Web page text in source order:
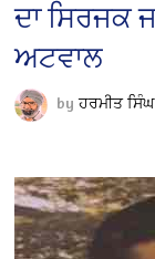
ਦਾ ਸਿਰਜਕ
ਅਟਵਾਲ
byਹਰਮੀਤ